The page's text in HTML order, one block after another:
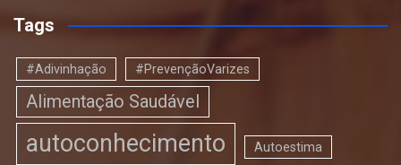
Tags
#Adivinhação #PrevençãoVarizes
Alimentação Saudável
autoconhecimento Autoestima